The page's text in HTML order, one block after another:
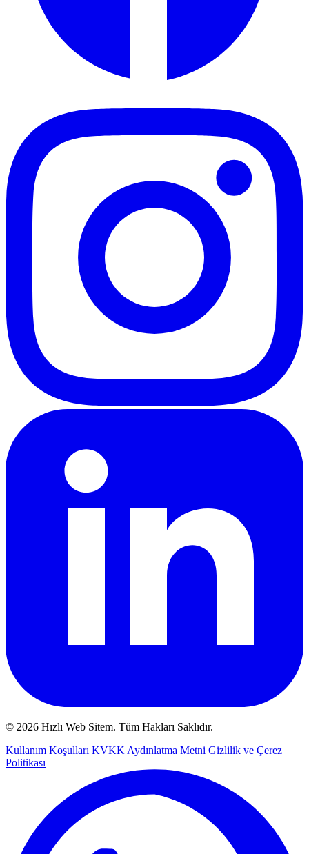
© 2026 Hızlı Web Sitem. Tüm Hakları Saklıdır.
Kullanım Koşulları KVKK Aydınlatma Metni Gizlilik ve Çerez
Politikası